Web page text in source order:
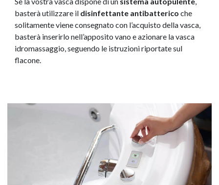
basterà utilizzare il disinfettante antibatterico che
solitamente viene consegnato con l’acquisto della vasca,
basterà inserirlo nell’apposito vano e azionare la vasca
idromassaggio, seguendo le istruzioni riportate sul
flacone.